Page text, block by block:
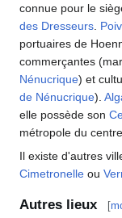
connue pour le
des Dresseurs
portuaires de
commerçantes
Nénucrique) et
de Nénucrique).
elle possède son
métropole du
Il existe d'autres
Cimetronelle ou
Autres lieux [